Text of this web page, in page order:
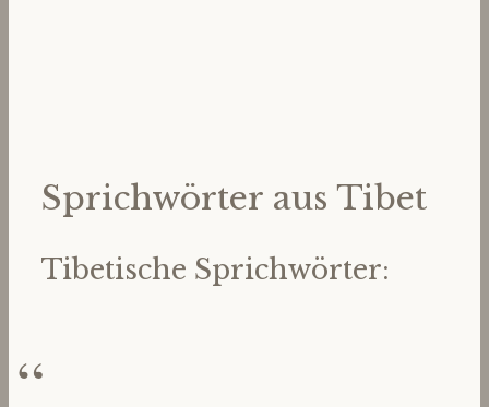
Sprichwörter aus Tibet
Tibetische Sprichwörter: